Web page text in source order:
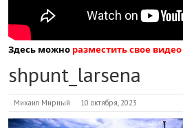
Здесь можно разместить свое видео
shpunt_larsena
Михаил Мирный 10 октября, 2023